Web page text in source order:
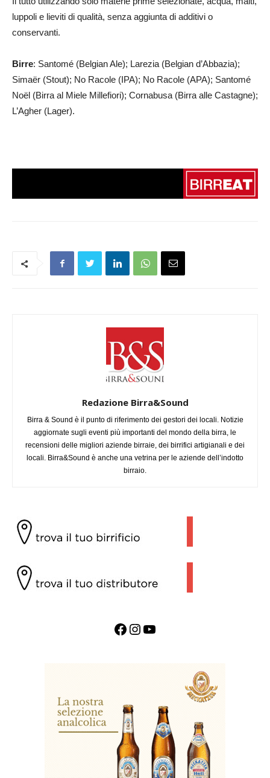
luppoli e lieviti di qualità, senza aggiunta di additivi o
conservanti.
Birre: Santomé (Belgian Ale); Larezia (Belgian d’Abbazia);
Simaër (Stout); No Racole (IPA); No Racole (APA); Santomé
Noël (Birra al Miele Millefiori); Cornabusa (Birra alle Castagne);
L’Agher (Lager).
Redazione Birra&Sound
Birra & Sound è il punto di riferimento dei gestori dei locali. Notizie
aggiornate sugli eventi più importanti del mondo della birra, le
recensioni delle migliori aziende birraie, dei birrifici artigianali e dei
locali. Birra&Sound è anche una vetrina per le aziende dell’indotto
birraio.
Facebook InstagramYouTube